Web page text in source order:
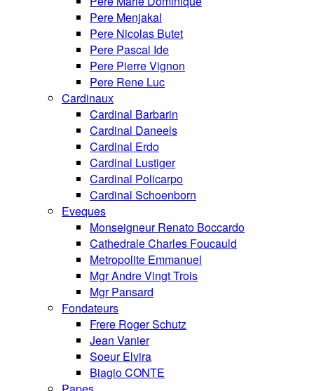
Pere Menjakal
Pere Nicolas Butet
Pere Pascal Ide
Pere Pierre Vignon
Pere Rene Luc
Cardinaux
Cardinal Barbarin
Cardinal Daneels
Cardinal Erdo
Cardinal Lustiger
Cardinal Policarpo
Cardinal Schoenborn
Eveques
Monseigneur Renato Boccardo
Cathedrale Charles Foucauld
Metropolite Emmanuel
Mgr Andre Vingt Trois
Mgr Pansard
Fondateurs
Frere Roger Schutz
Jean Vanier
Soeur Elvira
Biagio CONTE